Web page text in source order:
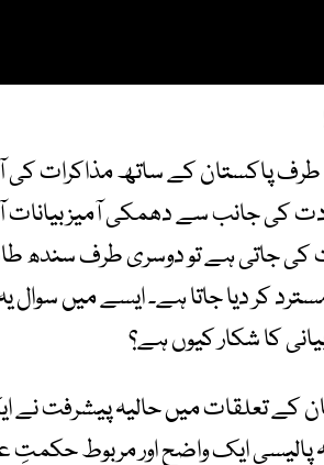
پاکستان کے ساتھ مذاکرات کی
کی جانب سے دھمکی آمیز
کی جاتی ہے تو دوسری طرف سندھ
کر دیا جاتا ہے۔ ایسے میں سوال
کا شکار کیوں ہے؟
کے تعلقات میں حالیہ پیشرفت نے
پالیسی ایک واضح اور مربوط حکمتِ